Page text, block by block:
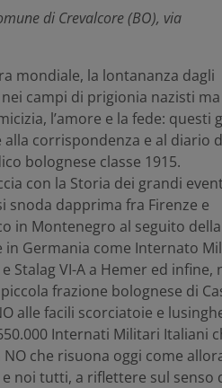
di Crevalcore (BO), via
mondiale, la lontananza dagli
campi di prigionia nazisti ma
l’amore e la fede: questi
corrispondenza e al diario
bolognese classe 1915.
con la Storia dei grandi
snoda dapprima fra Firenze e
in Montenegro al seguito della
in Germania come Internato
Stalag VI-A a Hemer ed infine,
frazione bolognese di
alle facili scorciatoie e
Internati Militari Italiani
che risuona oggi come
noi tutti, a riflettere sul senso